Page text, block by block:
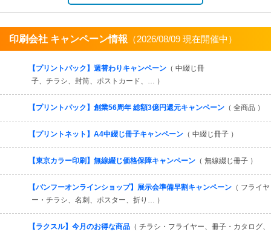
印刷会社 キャンペーン情報 （2026/08/09 現在開催中）
【プリントパック】週替わりキャンペーン （ 中綴じ冊
子、チラシ、封筒、ポストカード、… ）
【プリントパック】創業56周年 総額3億円還元キャンペーン （ 全商品 ）
【プリントネット】A4中綴じ冊子キャンペーン （ 中綴じ冊子 ）
【東京カラー印刷】無線綴じ価格保障キャンペーン （ 無線綴じ冊子 ）
【バンフーオンラインショップ】展示会準備早割キャンペーン （ フライヤ
ー・チラシ、名刺、ポスター、折り… ）
【ラクスル】今月のお得な商品 （ チラシ・フライヤー、冊子・カタログ、